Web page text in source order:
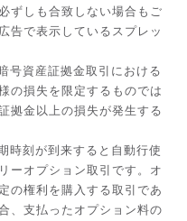
ずしも合致しない場合もご
告で表示しているスプレッ
号資産証拠金取引における
の損失を限定するものでは
拠金以上の損失が発生する
時刻が到来すると自動行使
ーオプション取引です。オ
の権利を購入する取引であ
、支払ったオプション料の